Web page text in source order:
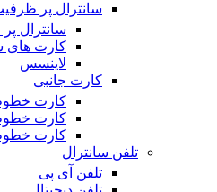
سانترال پر
سانترال
کارت های
لاینسس
کارت جانبی
کارت
کارت
کارت
تلفن سانترال
تلفن آی پی